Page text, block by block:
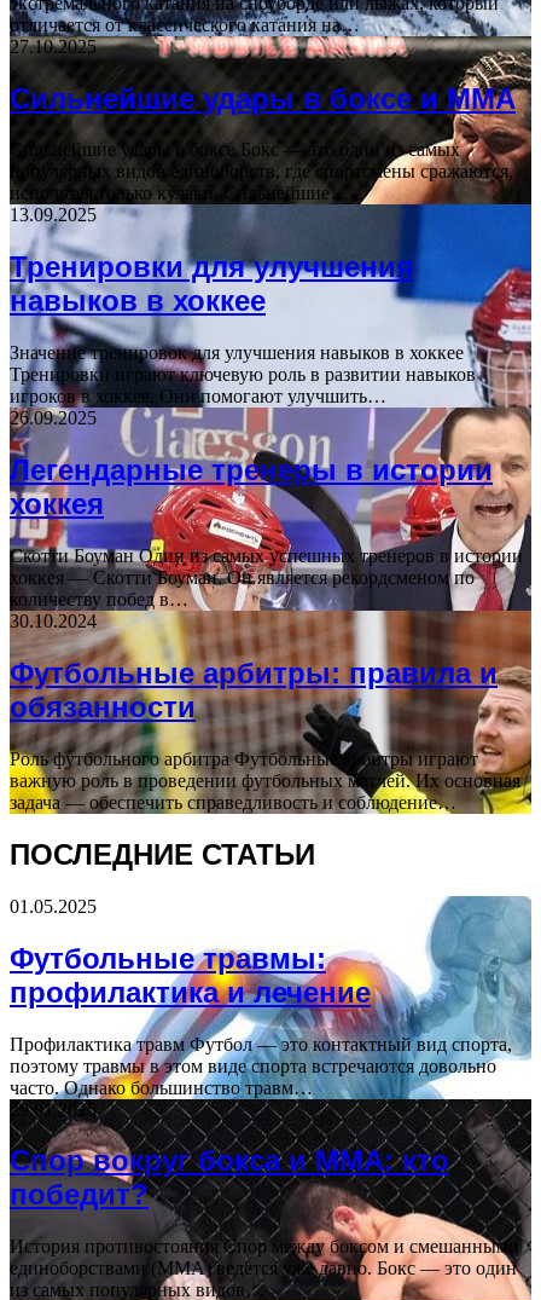
отличается от классического катания на…
27.10.2025
Сильнейшие удары в боксе и ММА
Сильнейшие удары в боксе Бокс — это один из самых
популярных видов единоборств, где спортсмены сражаются,
используя только кулаки. Сильнейшие…
13.09.2025
Тренировки для улучшения
навыков в хоккее
Значение тренировок для улучшения навыков в хоккее
Тренировки играют ключевую роль в развитии навыков
игроков в хоккее. Они помогают улучшить…
26.09.2025
Легендарные тренеры в истории
хоккея
Скотти Боуман Один из самых успешных тренеров в истории
хоккея — Скотти Боуман. Он является рекордсменом по
количеству побед в…
30.10.2024
Футбольные арбитры: правила и
обязанности
Роль футбольного арбитра Футбольные арбитры играют
важную роль в проведении футбольных матчей. Их основная
задача — обеспечить справедливость и соблюдение…
ПОСЛЕДНИЕ СТАТЬИ
01.05.2025
Футбольные травмы:
профилактика и лечение
Профилактика травм Футбол — это контактный вид спорта,
поэтому травмы в этом виде спорта встречаются довольно
часто. Однако большинство травм…
29.01.2025
Спор вокруг бокса и ММА: кто
победит?
История противостояния Спор между боксом и смешанными
единоборствами (ММА) ведется уже давно. Бокс — это один
из самых популярных видов…